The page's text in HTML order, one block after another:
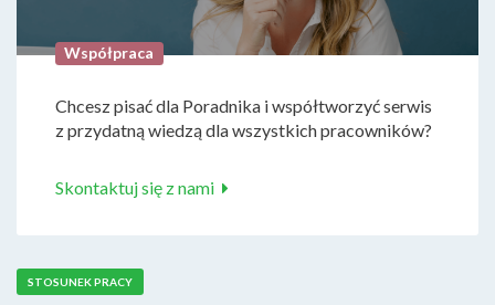
Współpraca
Chcesz pisać dla Poradnika i współtworzyć serwis
z przydatną wiedzą dla wszystkich pracowników?
Skontaktuj się z nami
STOSUNEK PRACY